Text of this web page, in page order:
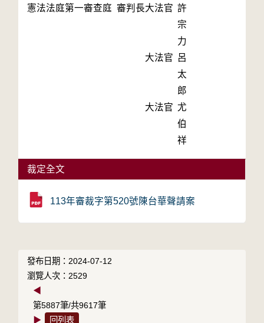
憲法法庭第一審查庭 審判長大法官 許
宗
力
大法官 呂
太
郎
大法官 尤
伯
祥
裁定全文
113年審裁字第520號陳台華聲請案
發布日期：2024-07-12
瀏覽人次：2529
◀
第5887筆/共9617筆
▶
回列表